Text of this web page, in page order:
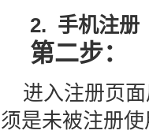
2. 手机注册
第二步：
进入注册页
须是未被注册